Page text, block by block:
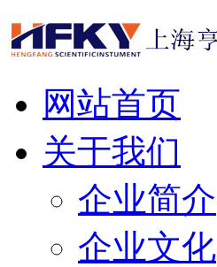
网站首页
关于我们
企业简介
企业文化